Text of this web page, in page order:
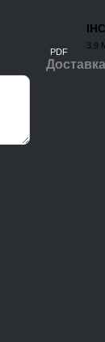
PDF
3.9
Доставка